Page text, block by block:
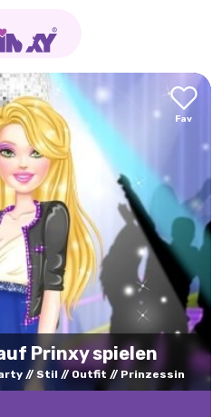
Prinxy spielen
Stil Outfit Prinzessin